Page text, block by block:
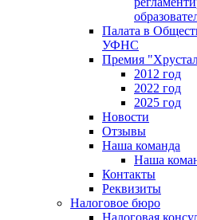
Палата в
УФНС
Премия
2012 год
2022 год
2025 год
Новости
Отзывы
Наша команда
Наша
Контакты
Реквизиты
Налоговое бюро
Налоговая